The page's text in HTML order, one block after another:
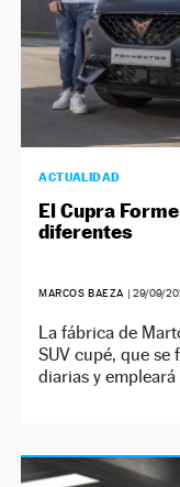
ACTUALIDAD
El Cupra
diferentes
MARCOS BAEZA | 29/09/
La fábrica de
SUV cupé, que
diarias y